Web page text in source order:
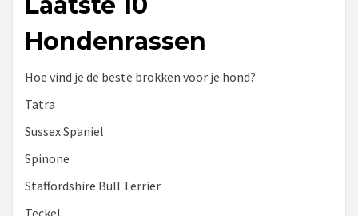
Hondenrassen
Hoe vind je de beste brokken voor je hond?
Tatra
Sussex Spaniel
Spinone
Staffordshire Bull Terrier
Teckel